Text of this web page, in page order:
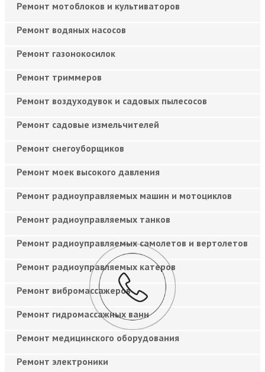
Ремонт мотоблоков и культиваторов
Ремонт водяных насосов
Ремонт газонокосилок
Ремонт триммеров
Ремонт воздуходувок и садовых пылесосов
Ремонт садовые измельчителей
Ремонт снегоуборщиков
Ремонт моек высокого давления
Ремонт радиоуправляемых машин и мотоциклов
Ремонт радиоуправляемых танков
Ремонт радиоуправляемых самолетов и вертолетов
Ремонт радиоуправляемых катеров
Ремонт вибромассажеров
Ремонт гидромассажных ванн
Ремонт медицинского оборудования
Ремонт электроники